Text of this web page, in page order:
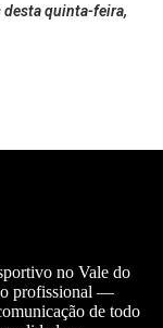
quinta-feira,
no Vale do
profissional —
de todo